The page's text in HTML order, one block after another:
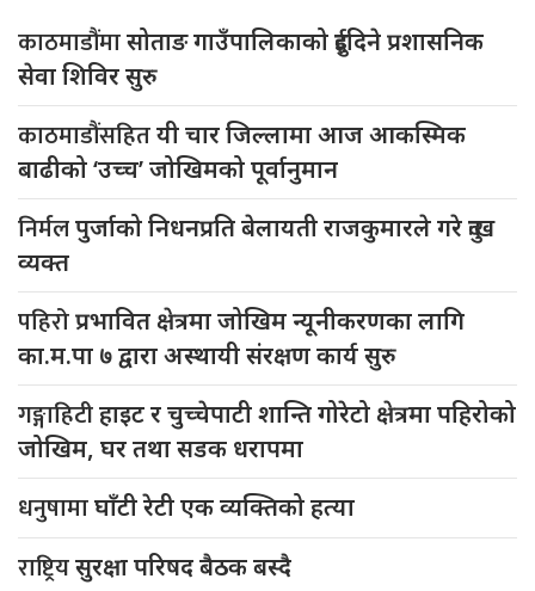
काठमाडौंमासोताङ गाउँपालिकाको दुईदिने प्रशासनिक
सेवा शिविर सुरु
काठमाडौंसहितयी चार जिल्लामा आज आकस्मिक
बाढीको ‘उच्च’ जोखिमको पूर्वानुमान
निर्मलपुर्जाको निधनप्रति बेलायती राजकुमारले गरे दुःख
व्यक्त
पहिरोप्रभावित क्षेत्रमा जोखिम न्यूनीकरणका लागि
का.म.पा ७ द्वारा अस्थायी संरक्षण कार्य सुरु
गङ्गाहिटीहाइट र चुच्चेपाटी शान्ति गोरेटो क्षेत्रमा पहिरोको
जोखिम, घर तथा सडक धरापमा
धनुषामाघाँटी रेटी एक व्यक्तिको हत्या
राष्ट्रियसुरक्षा परिषद बैठक बस्दै